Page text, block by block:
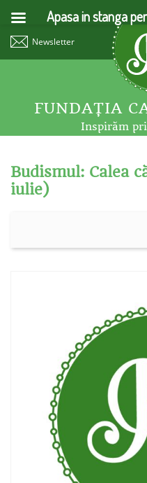
Newsletter
FUNDAŢIA
Inspirăm
Budismul: Calea
iulie)
Apasa in stanga